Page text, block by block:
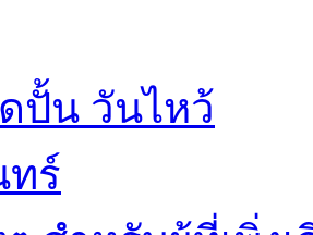
ปั้น วันไหว้
ทร์